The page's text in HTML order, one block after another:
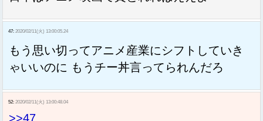
47: 2020/02/11(火) 13:00:05.24
もう思い切ってアニメ産業にシフトしていき
ゃいいのに もうチー丼言ってられんだろ
52: 2020/02/11(火) 13:00:48.04
>>47